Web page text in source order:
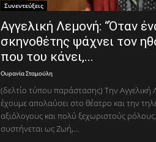
Συνεντεύξεις
Αγγελική Λεμονή: “Όταν
σκηνοθέτης ψάχνει τον
που του κάνει,...
Ουρανία Σταμούλη
(δελτίο τύπου παράστασης) Την Αγγελική
έχουμε απολαύσει στο θέατρο και την
αξιόλογους και πολύ ξεχωριστούς
συστήνεται ως Ζωή,...